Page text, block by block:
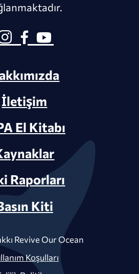
İletişim
El Kitabı
Raporları
Kiti
Revive Our Ocean
Koşulları